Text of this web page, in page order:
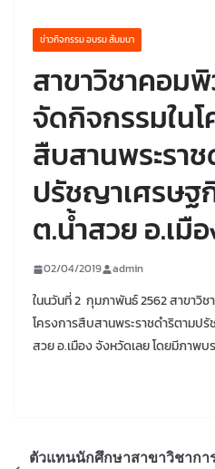
ข่าวกิจกรรม อบรม สัมมนา
สาขาวิชาคอม
จัดกิจกรรมในโ
สืบสานพระรา
ปรัชญาเศรษ
ต.น้ำสวย อ.เมื
02/04/2019 admin
ในนวันที่ 2 กุมภาพันธ์ 2562 สาขาวิช
โครงการสืบสานพระราชดำริตาม
สวย อ.เมือง จังหวัดเลย โดยมีภาพ
ตัวแทนนักศึกษาสาขาวิชาก